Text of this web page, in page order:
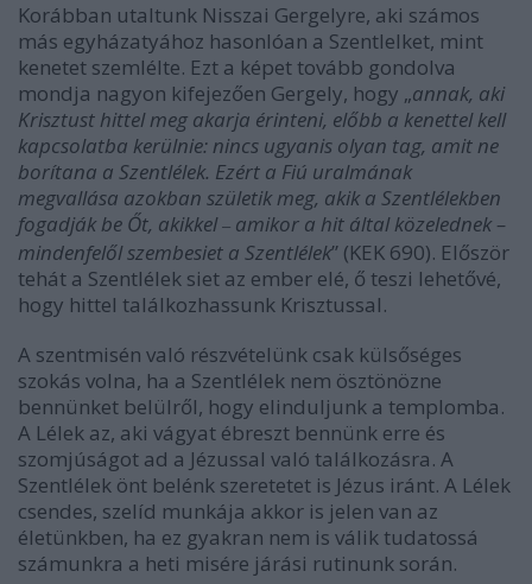
Korábban utaltunk Nisszai Gergelyre, aki számos
más egyházatyához hasonlóan a Szentlelket, mint
kenetet szemlélte. Ezt a képet tovább gondolva
mondja nagyon kifejezően Gergely, hogy „annak, aki
Krisztust hittel meg akarja érinteni, előbb a kenettel kell
kapcsolatba kerülnie: nincs ugyanis olyan tag, amit ne
borítana a Szentlélek. Ezért a Fiú uralmának
megvallása azokban születik meg, akik a Szentlélekben
fogadják be Őt, akikkel – amikor a hit által közelednek –
mindenfelől szembesiet a Szentlélek” (KEK 690). Először
tehát a Szentlélek siet az ember elé, ő teszi lehetővé,
hogy hittel találkozhassunk Krisztussal.
A szentmisén való részvételünk csak külsőséges
szokás volna, ha a Szentlélek nem ösztönözne
bennünket belülről, hogy elinduljunk a templomba.
A Lélek az, aki vágyat ébreszt bennünk erre és
szomjúságot ad a Jézussal való találkozásra. A
Szentlélek önt belénk szeretetet is Jézus iránt. A Lélek
csendes, szelíd munkája akkor is jelen van az
életünkben, ha ez gyakran nem is válik tudatossá
számunkra a heti misére járási rutinunk során.